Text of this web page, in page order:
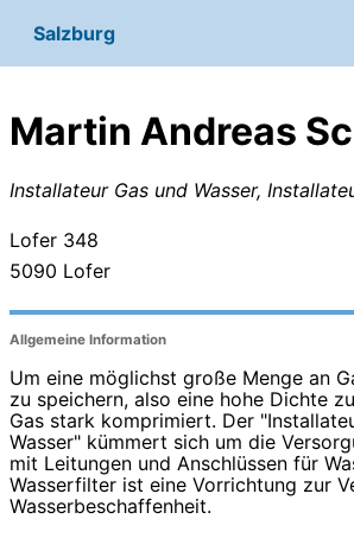
Salzburg
Martin Andreas
Installateur Gas und Wasser,
Lofer 348
5090 Lofer
Allgemeine Information
Um eine möglichst große Menge an
zu speichern, also eine hohe Dichte
Gas stark komprimiert. Der
Wasser" kümmert sich um die
mit Leitungen und Anschlüssen für
Wasserfilter ist eine Vorrichtung zur
Wasserbeschaffenheit.